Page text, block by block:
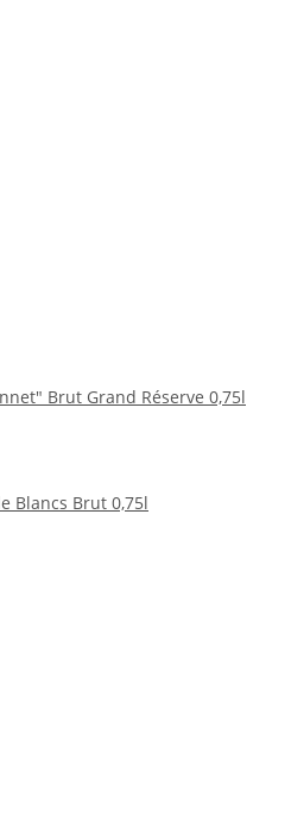
Brut Grand Réserve 0,75l